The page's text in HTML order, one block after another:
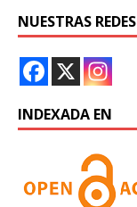
NUESTRAS REDES
INDEXADA EN